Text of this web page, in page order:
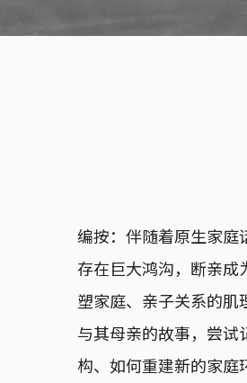
编按：伴随着原生家庭
存在巨大鸿沟，断亲成
塑家庭、亲子关系的
与其母亲的故事，尝
构、如何重建新的家